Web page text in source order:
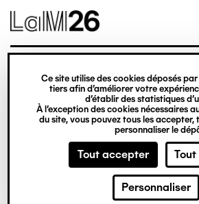
Gestion des cookies
Ce site utilise des cookies déposés
tiers afin d’améliorer votre
d’établir des statistiques
À l’exception des cookies nécessaires
du site, vous pouvez tous les accepter,
personnaliser le
Tout accepter
Personnaliser
contenu